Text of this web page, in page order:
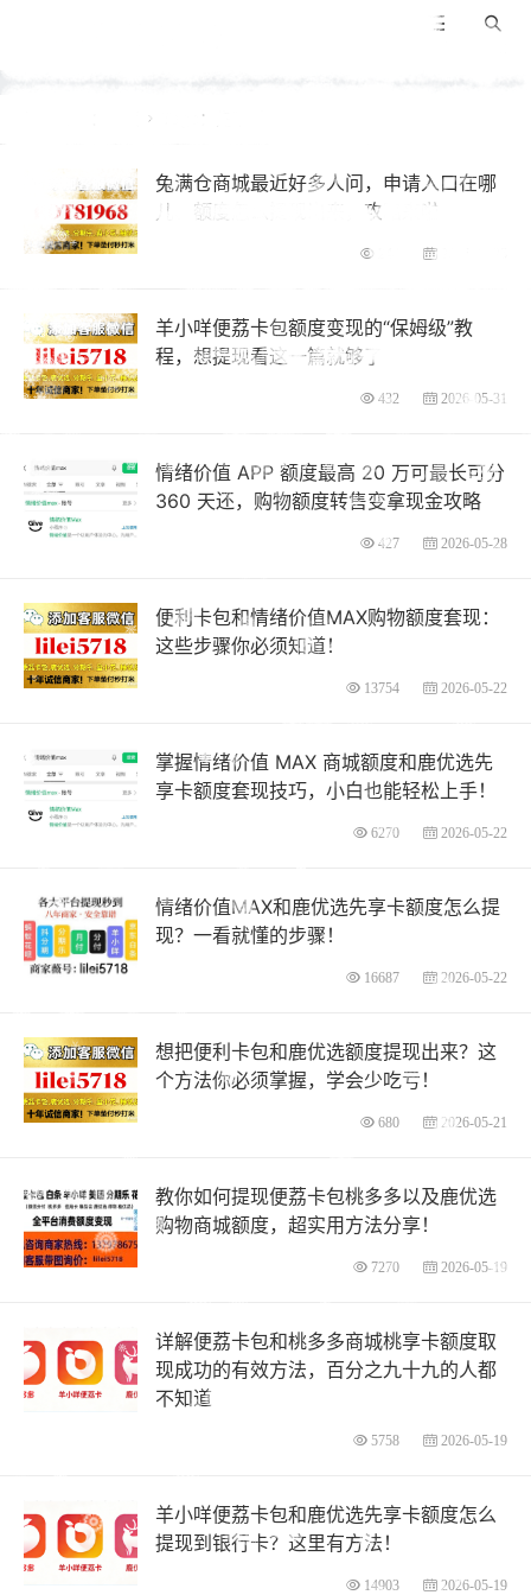
 Tags：先享后付
兔满仓商城最近好多人问，申请入口在哪
儿、额度怎么提现出来，攻略来啦
羊小咩便荔卡包额度变现的“保姆级”教
程，想提现看这一篇就够了
432 2026-05-31
情绪价值 APP 额度最高 20 万可最长可分
360 天还，购物额度转售变拿现金攻略
427 2026-05-28
便利卡包和情绪价值MAX购物额度套现：
这些步骤你必须知道！
13754 2026-05-22
掌握情绪价值 MAX 商城额度和鹿优选先
享卡额度套现技巧，小白也能轻松上手！
6270 2026-05-22
情绪价值MAX和鹿优选先享卡额度怎么提
现？一看就懂的步骤！
16687 2026-05-22
想把便利卡包和鹿优选额度提现出来？这
个方法你必须掌握，学会少吃亏！
680 2026-05-21
教你如何提现便荔卡包桃多多以及鹿优选
购物商城额度，超实用方法分享！
7270 2026-05-19
详解便荔卡包和桃多多商城桃享卡额度取
现成功的有效方法，百分之九十九的人都
不知道
5758 2026-05-19
羊小咩便荔卡包和鹿优选先享卡额度怎么
提现到银行卡？这里有方法！
14903 2026-05-19